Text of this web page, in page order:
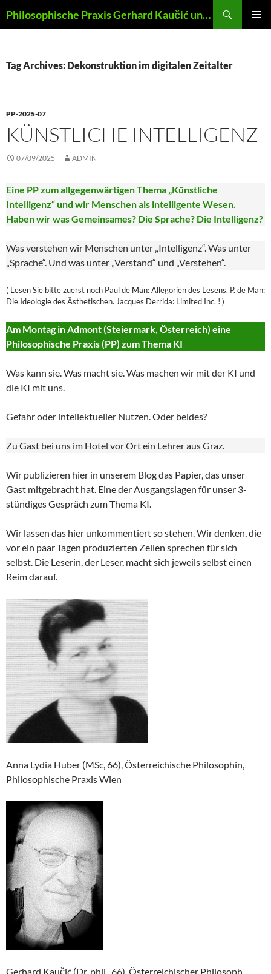
to
Philosophische Praxis Gerhard Kaučić und Anna Lydia Huber
Tag Archives: Dekonstruktion im digitalen Zeitalter
PP-2025-07
KÜNSTLICHE INTELLIGENZ
07/09/2025 ADMIN
Eine PP zum allgegenwärtigen Thema „Künstliche
Intelligenz“ und wir Menschen als intelligente Wesen.
Haben wir was Gemeinsames? Die Sprache? Die Intelligenz?
Was verstehen wir Menschen unter „Intelligenz“. Was unter
„Sprache“. Und was unter „Verstand“ und „Verstehen“.
( Lesen Sie bitte zuerst noch Paul de Man: Allegorien des Lesens. P. de Man:
Die Ideologie des Ästhetischen. Jacques Derrida: Limited Inc. ! )
Am Montag in Admont (Steiermark, Österreich) eine
Philosophische Praxis (PP) zum Thema KI
Was kann sie. Was macht sie. Was machen wir mit der KI und
die KI mit uns.
Gefahr oder intellektueller Nutzen. Oder beides?
Zu Gast bei uns im Hotel vor Ort ein Lehrer aus Graz.
Wir publizieren hier in unserem Blog das Papier, das unser
Gast mitgebracht hat. Eine der Ausgangslagen für unser 3-
stündiges Gespräch zum Thema KI.
Wir lassen das hier unkommentiert so stehen. Wir denken, die
vor ein paar Tagen produzierten Zeilen sprechen für sich
selbst. Die Leserin, der Leser, macht sich jeweils selbst einen
Reim darauf.
Anna Lydia Huber (MSc, 66), Österreichische Philosophin,
Philosophische Praxis Wien
Gerhard Kaučić (Dr. phil., 66), Österreichischer Philosoph,